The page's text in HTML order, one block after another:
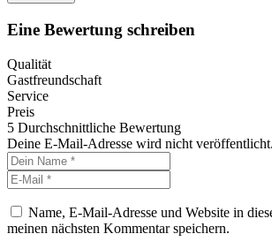
Eine Bewertung schreiben
Qualität
Gastfreundschaft
Service
Preis
5 Durchschnittliche Bewertung
Deine E-Mail-Adresse wird nicht veröffentlicht.
Name, E-Mail-Adresse und Website in
meinen nächsten Kommentar speichern.